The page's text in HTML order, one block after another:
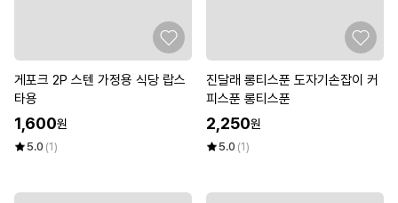
게포크 2P 스텐 가정용 식당 랍스
타용
1,600원
5.0 (1)
진달래 롱티스푼 도자기손잡이 커
피스푼 롱티스푼
2,250원
5.0 (1)